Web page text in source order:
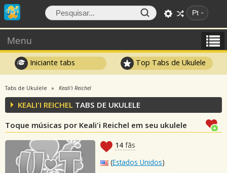
Pt
Menu
Iniciante tabs Top Tabs de Ukulele
Tabs de Ukulele Keali'i Reichel
KEALI'I REICHEL TABS DE UKULELE
Toque músicas por Keali'i Reichel em seu ukulele
14 fãs
(Estados Unidos)